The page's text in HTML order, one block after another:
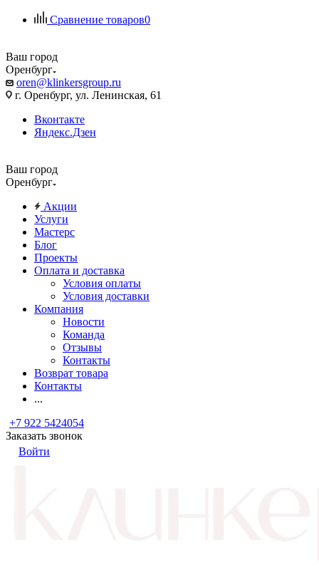
Сравнение товаров0
Ваш город
Оренбург
oren@klinkersgroup.ru
г. Оренбург, ул. Ленинская, 61
Вконтакте
Яндекс.Дзен
Ваш город
Оренбург
Акции
Услуги
Мастерс
Блог
Проекты
Оплата и доставка
Условия оплаты
Условия доставки
Компания
Новости
Команда
Отзывы
Контакты
Возврат товара
Контакты
...
+7 922 5424054
Заказать звонок
Войти